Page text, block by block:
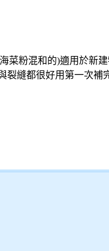
菜粉混和的)適用於新
裂縫都很好用第一次補